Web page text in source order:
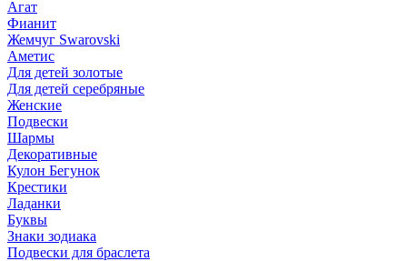
Агат
Фианит
Жемчуг Swarovski
Аметис
Для детей золотые
Для детей серебряные
Женские
Подвески
Шармы
Декоративные
Кулон Бегунок
Крестики
Ладанки
Буквы
Знаки зодиака
Подвески для браслета